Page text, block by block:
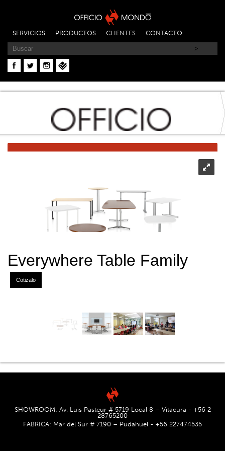
SERVICIOS PRODUCTOS CLIENTES CONTACTO
Everywhere Table Family
Cotizalo
SHOWROOM: Av. Luis Pasteur # 5719 Local 8 – Vitacura - +56 2
28765200
FABRICA: Mar del Sur # 7190 – Pudahuel - +56 227474535